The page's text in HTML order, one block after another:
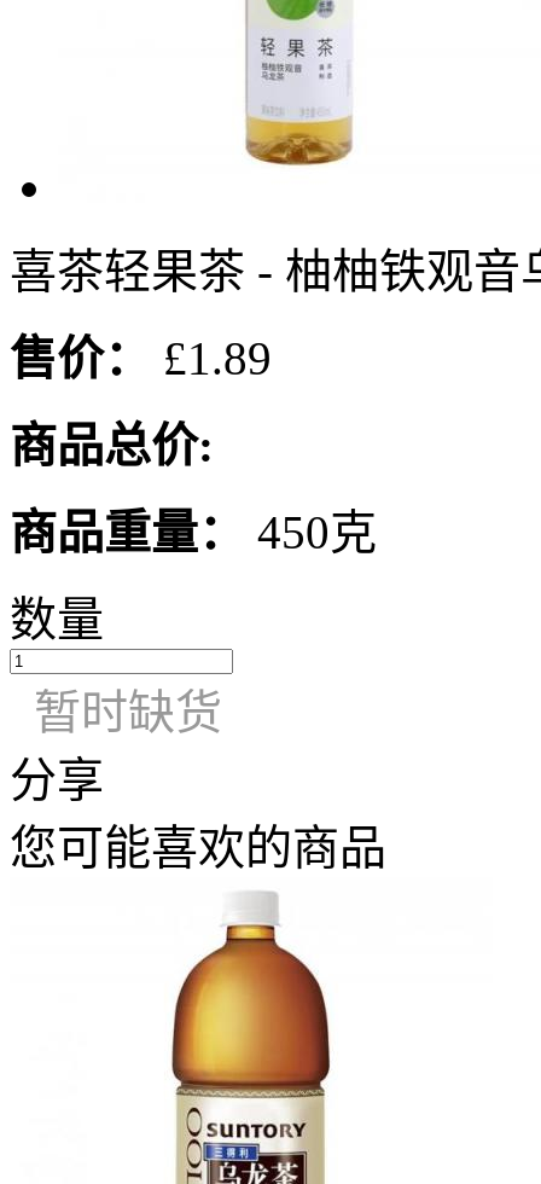
喜茶轻果茶 - 柚柚铁观音
售价：
£1.89
商品总价:
商品重量：
450克
数量
暂时缺货
分享
您可能喜欢的商品